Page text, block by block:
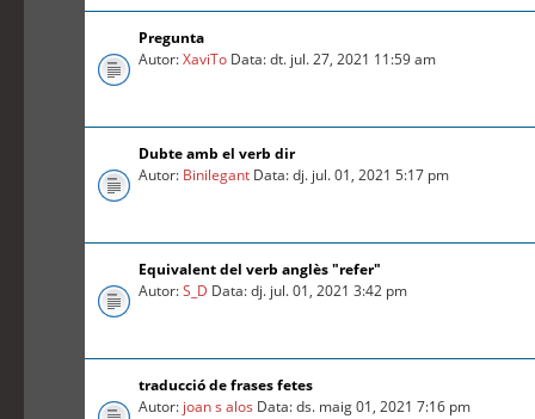
Pregunta
Autor:XaviTo Data: dt. jul. 27, 2021 11:59 am
Dubte amb el verb dir
Autor: Binilegant Data: dj. jul. 01, 2021 5:17 pm
Equivalent del verb anglès "refer"
Autor:S_D Data: dj. jul. 01, 2021 3:42 pm
traducció de frases fetes
Autor: joan s alos Data: ds. maig 01, 2021 7:16 pm